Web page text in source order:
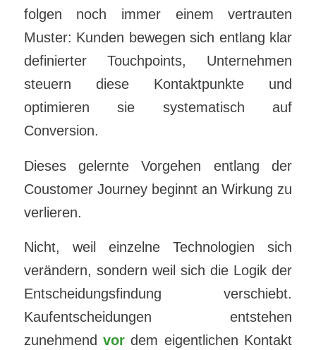
folgen noch immer einem vertrauten
Muster: Kunden bewegen sich entlang klar
definierter Touchpoints, Unternehmen
steuern diese Kontaktpunkte und
optimieren sie systematisch auf
Conversion.
Dieses gelernte Vorgehen entlang der
Coustomer Journey beginnt an Wirkung zu
verlieren.
Nicht, weil einzelne Technologien sich
verändern, sondern weil sich die Logik der
Entscheidungsfindung verschiebt.
Kaufentscheidungen entstehen
zunehmendvor dem eigentlichen Kontakt